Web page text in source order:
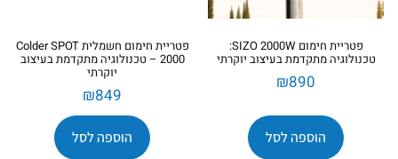
פטריית חימום SIZO 2000W:
טכנולוגיה מתקדמת בעיצוב יוקרתי
₪890
הוספה לסל
פטריית חימום חשמלית Colder SPOT
2000 – טכנולוגיה מתקדמת בעיצוב
יוקרתי
₪849
הוספה לסל